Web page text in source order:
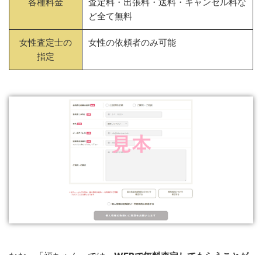
ど全て無料
女性査定士の
指定
女性の依頼者のみ可能